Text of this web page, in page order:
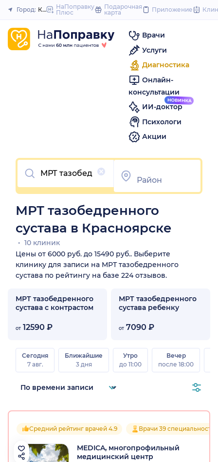
to
Закрыть
Город: КрасноярскНаПоправку
Плюс
Подарочная
карта
Приложение
Врачи
Услуги
Диагностика
Онлайн-
консультации
ИИ-доктор
Психологи
Акции
Очистить
МРТ тазобедренного
сустава в Красноярске
10 клиник
Цены от 6000 руб. до 15490 руб.. Выберите
клинику для записи на МРТ тазобедренного
сустава по рейтингу на базе 224 отзывов.
МРТ тазобедренного
сустава с контрастом
от 12590 ₽
МРТ тазобедренного
сустава ребенку
от 7090 ₽
Сегодня
7 авг.
Ближайшие
3 дня
Утро
до 11:00
Вечер
после 18:00
Средний рейтинг врачей 4.9 Врачи 39
MEDICA, многопрофильный
медицинский центр